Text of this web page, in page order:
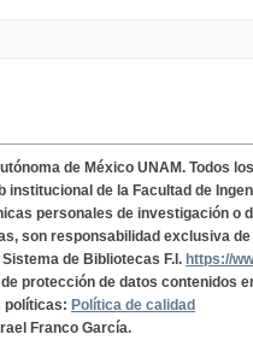
de México UNAM. Todos
institucional de la Facultad de
personales de investigación o
son responsabilidad exclusiva
de Bibliotecas F.I. https://
protección de datos contenidos
políticas: Política de calidad
Franco García.